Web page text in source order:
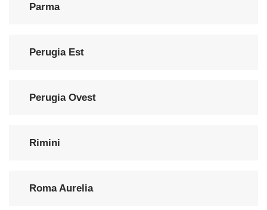
Parma
Perugia Est
Perugia Ovest
Rimini
Roma Aurelia